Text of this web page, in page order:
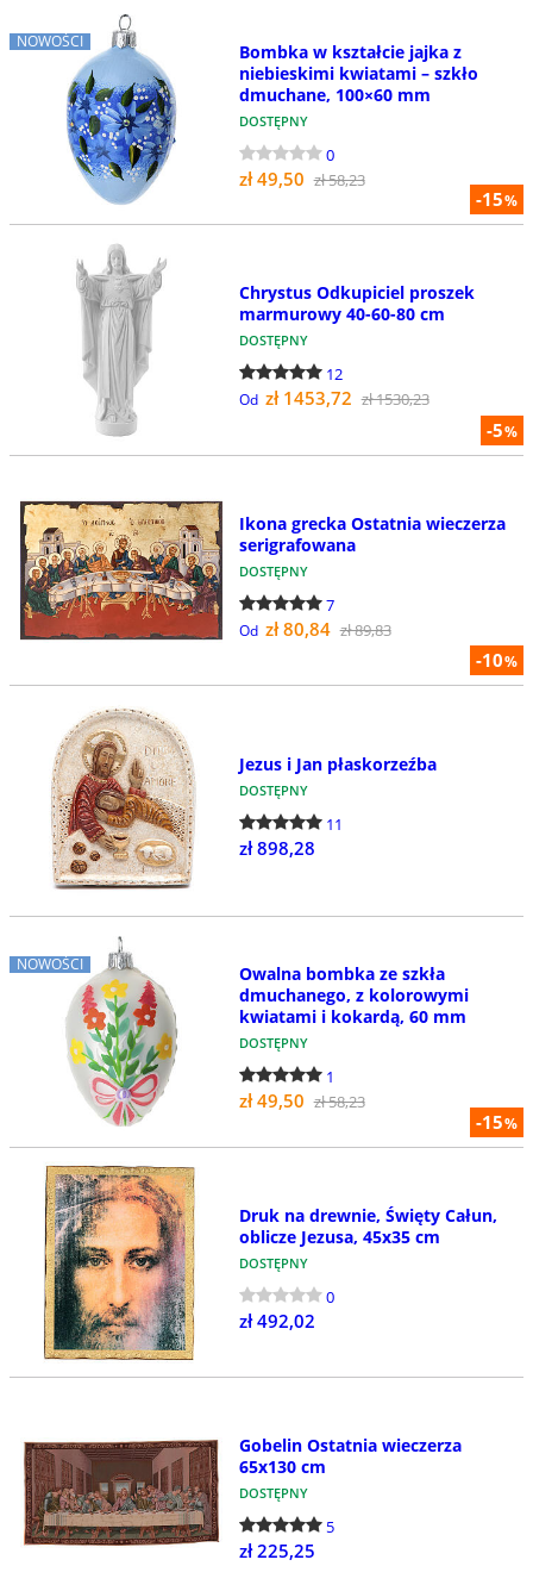
NOWOŚCI
-15%
Bombka w kształcie jajka z
niebieskimi kwiatami – szkło
dmuchane, 100×60 mm
DOSTĘPNY
0
zł 49,50 zł 58,23
-5%
Chrystus Odkupiciel proszek
marmurowy 40-60-80 cm
DOSTĘPNY
12
Od zł 1453,72 zł 1530,23
-10%
Ikona grecka Ostatnia wieczerza
serigrafowana
DOSTĘPNY
7
Od zł 80,84 zł 89,83
Jezus i Jan płaskorzeźba
DOSTĘPNY
11
zł 898,28
NOWOŚCI
-15%
Owalna bombka ze szkła
dmuchanego, z kolorowymi
kwiatami i kokardą, 60 mm
DOSTĘPNY
1
zł 49,50 zł 58,23
Druk na drewnie, Święty Całun,
oblicze Jezusa, 45x35 cm
DOSTĘPNY
0
zł 492,02
Gobelin Ostatnia wieczerza
65x130 cm
DOSTĘPNY
5
zł 225,25